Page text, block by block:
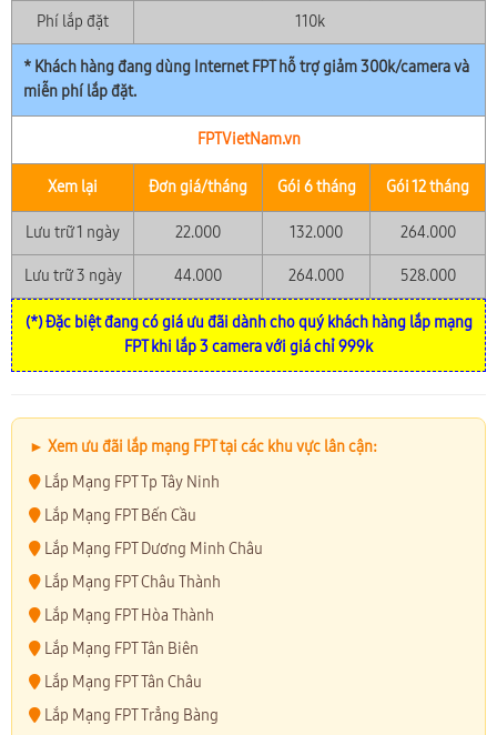
Phí lắp đặt 110k
* Khách hàng đang dùng Internet FPT hỗ trợ giảm 300k/camera và
miễn phí lắp đặt.
FPTVietNam.vn
Xem lại Đơn giá/tháng Gói 6 tháng Gói 12 tháng
Lưu trữ 1 ngày 22.000 132.000 264.000
Lưu trữ 3 ngày 44.000 264.000 528.000
(*) Đặc biệt đang có giá ưu đãi dành cho quý khách hàng lắp mạng
FPT khi lắp 3 camera với giá chỉ 999k
► Xem ưu đãi lắp mạng FPT tại các khu vực lân cận:
Lắp Mạng FPT Tp Tây Ninh
Lắp Mạng FPT Bến Cầu
Lắp Mạng FPT Dương Minh Châu
Lắp Mạng FPT Châu Thành
Lắp Mạng FPT Hòa Thành
Lắp Mạng FPT Tân Biên
Lắp Mạng FPT Tân Châu
Lắp Mạng FPT Trẳng Bàng